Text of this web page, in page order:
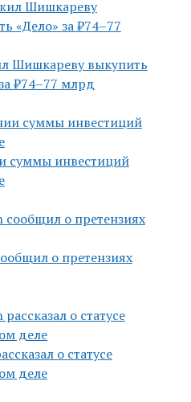
Шишкареву выкупить
₽74–77 млрд
суммы инвестиций
о претензиях
о статусе
деле